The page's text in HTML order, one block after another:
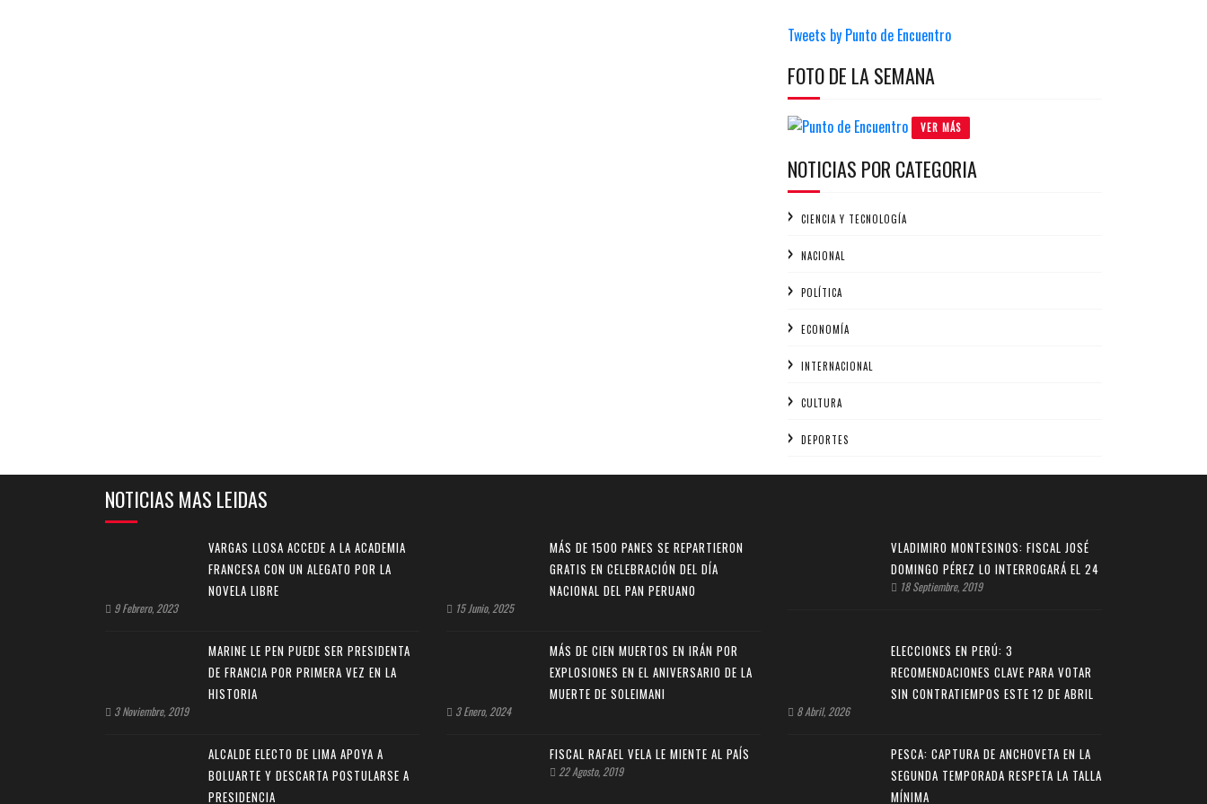
Tweets by Punto de Encuentro
FOTO DE LA SEMANA
VER MÁS
NOTICIAS POR CATEGORIA
CIENCIA Y TECNOLOGÍA
NACIONAL
POLÍTICA
ECONOMÍA
INTERNACIONAL
CULTURA
DEPORTES
NOTICIAS MAS LEIDAS
VARGAS LLOSA ACCEDE A LA ACADEMIA
FRANCESA CON UN ALEGATO POR LA
NOVELA LIBRE
9 Febrero, 2023
MÁS DE 1500 PANES SE REPARTIERON
GRATIS EN CELEBRACIÓN DEL DÍA
NACIONAL DEL PAN PERUANO
15 Junio, 2025
VLADIMIRO MONTESINOS: FISCAL JOSÉ
DOMINGO PÉREZ LO INTERROGARÁ EL 24
18 Septiembre, 2019
MARINE LE PEN PUEDE SER PRESIDENTA
DE FRANCIA POR PRIMERA VEZ EN LA
HISTORIA
3 Noviembre, 2019
MÁS DE CIEN MUERTOS EN IRÁN POR
EXPLOSIONES EN EL ANIVERSARIO DE LA
MUERTE DE SOLEIMANI
3 Enero, 2024
ELECCIONES EN PERÚ: 3
RECOMENDACIONES CLAVE PARA VOTAR
SIN CONTRATIEMPOS ESTE 12 DE ABRIL
8 Abril, 2026
ALCALDE ELECTO DE LIMA APOYA A
BOLUARTE Y DESCARTA POSTULARSE A
PRESIDENCIA
FISCAL RAFAEL VELA LE MIENTE AL PAÍS
22 Agosto, 2019
PESCA: CAPTURA DE ANCHOVETA EN LA
SEGUNDA TEMPORADA RESPETA LA TALLA
MÍNIMA